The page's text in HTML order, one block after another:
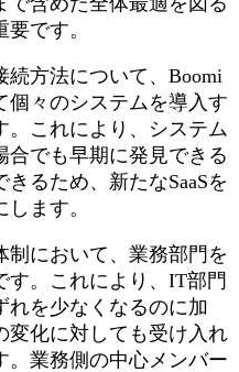
です。
続方法について、Boomi
個々のシステムを導入す
。これにより、システム
合でも早期に発見できる
るため、新たなSaaSを
ます。
制において、業務部門を
す。これにより、IT部門
れを少なくなるのに加
変化に対しても受け入れ
。業務側の中心メンバー